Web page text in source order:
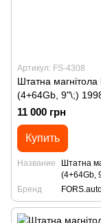
Артикул: FS-4308
Штатна
(4+64Gb, 9"\;)
11 000 грн
Купить
Название
Штатна
(4+64Gb,
Бренд